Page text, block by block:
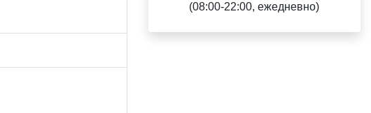
(08:00-22:00, ежедневно)